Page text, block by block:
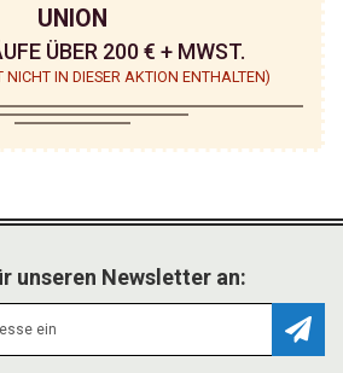
UNION
ÜBER 200 € + MWST.
NICHT IN DIESER AKTION ENTHALTEN)
unseren Newsletter an: